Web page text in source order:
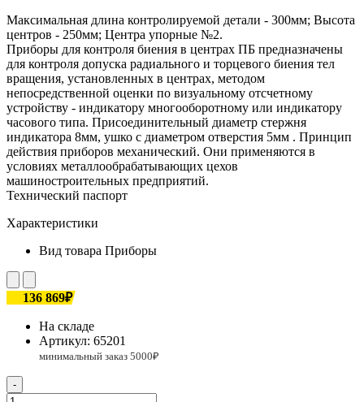
Максимальная длина контролируемой детали - 300мм; Высота
центров - 250мм; Центра упорные №2.
Приборы для контроля биения в центрах ПБ предназначены
для контроля допуска радиального и торцевого биения тел
вращения, установленных в центрах, методом
непосредственной оценки по визуальному отсчетному
устройству - индикатору многооборотному или индикатору
часового типа. Присоединительный диаметр стержня
индикатора 8мм, ушко с диаметром отверстия 5мм . Принцип
действия приборов механический. Они применяются в
условиях металлообрабатывающих цехов
машиностроительных предприятий.
Технический паспорт
Характеристики
Вид товара Приборы
136 869₽
На складе
Артикул: 65201
-